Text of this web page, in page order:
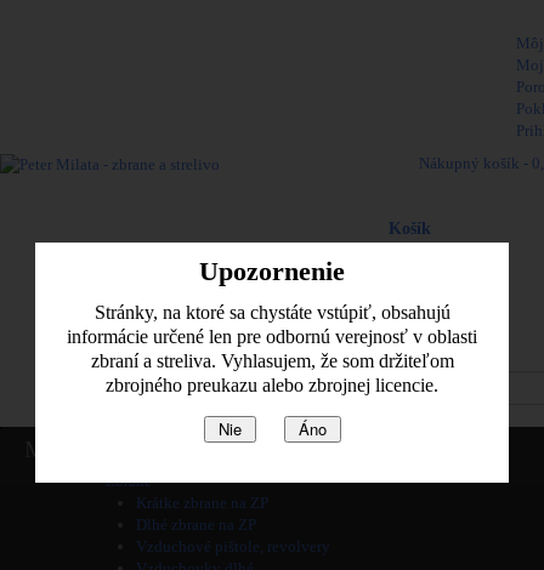
Upozornenie
Stránky, na ktoré sa chystáte vstúpiť, obsahujú
informácie určené len pre odbornú verejnosť v oblasti
zbraní a streliva. Vyhlasujem, že som držiteľom
zbrojného preukazu alebo zbrojnej licencie.
Nie Áno
Nákupný košík -
Košík
0,00 € Poštovné
0,00 €
Spolu
Pozrieť košik
Zbrane
Krátke zbrane na ZP
Dlhé zbrane na ZP
Vzduchové pištole, revolvery